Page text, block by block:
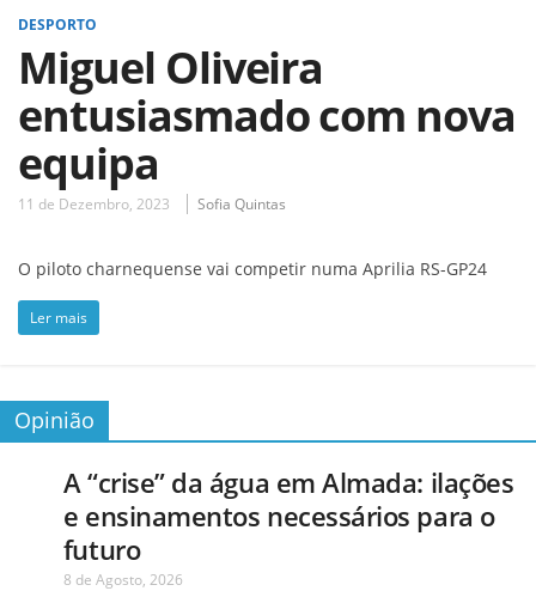
DESPORTO
Miguel Oliveira
entusiasmado com nova
equipa
11 de Dezembro, 2023 Sofia Quintas
O piloto charnequense vai competir numa Aprilia RS-GP24
Ler mais
Opinião
A “crise” da água em Almada: ilações
e ensinamentos necessários para o
futuro
8 de Agosto, 2026